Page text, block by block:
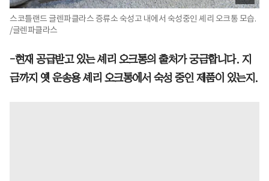
스코틀랜드 글렌파클라스 증류소 숙성고 내에서 숙성중인 셰리 오크통 모습.
/글렌파클라스
-현재 공급받고 있는 셰리 오크통의 출처가 궁금합니다. 지
금까지 옛 운송용 셰리 오크통에서 숙성 중인 제품이 있는지.